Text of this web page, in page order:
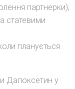
партнерки);
статевими
планується
Дапоксетин у